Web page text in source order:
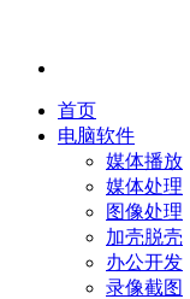
首页
电脑软件
媒体播放
媒体处理
图像处理
加壳脱壳
办公开发
录像截图